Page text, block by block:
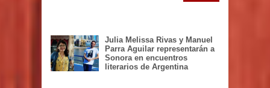
Julia Melissa Rivas y Manuel
Parra Aguilar representarán a
Sonora en encuentros
literarios de Argentina